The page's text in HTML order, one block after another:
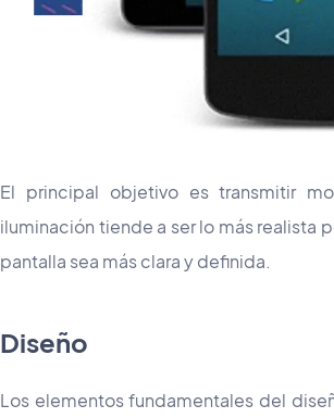
El principal objetivo es transmitir
iluminación tiende a ser lo más realista
pantalla sea más clara y definida.
Diseño
Los elementos fundamentales del